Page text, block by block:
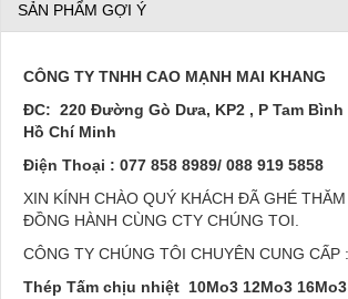
SẢN PHẨM GỢI Ý
CÔNG TY TNHH CAO MẠNH MAI KHANG
ĐC: 220 Đường Gò Dưa, KP2 , P Tam
Hồ Chí Minh
Điện Thoại : 077 858 8989/ 088 919 5858
XIN KÍNH CHÀO QUÝ KHÁCH ĐÃ GHÉ
ĐỒNG HÀNH CÙNG CTY CHÚNG TOI.
CÔNG TY CHÚNG TÔI CHUYÊN CUNG CẤP :
Thép Tấm chịu nhiệt 10Mo3 12Mo3 16Mo3